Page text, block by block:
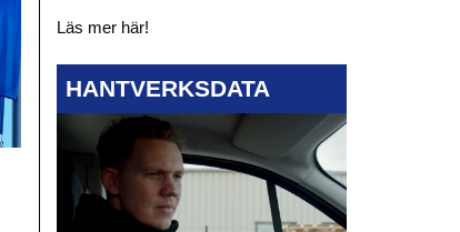
Läs mer här!
HANTVERKSDATA